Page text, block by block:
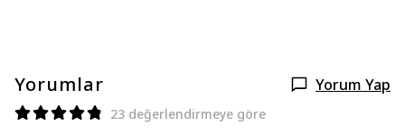
Yorumlar Yorum Yap
23 değerlendirmeye göre